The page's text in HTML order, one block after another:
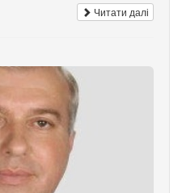
Читати далі